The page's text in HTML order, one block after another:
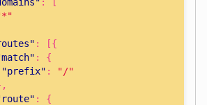
:
[{
:
{
"prefix" :
"/"
:
{